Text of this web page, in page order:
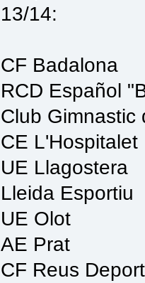
13/14:
CF Badalona
RCD Español
Club Gimnastic
CE L'Hospitalet
UE Llagostera
Lleida Esportiu
UE Olot
AE Prat
CF Reus